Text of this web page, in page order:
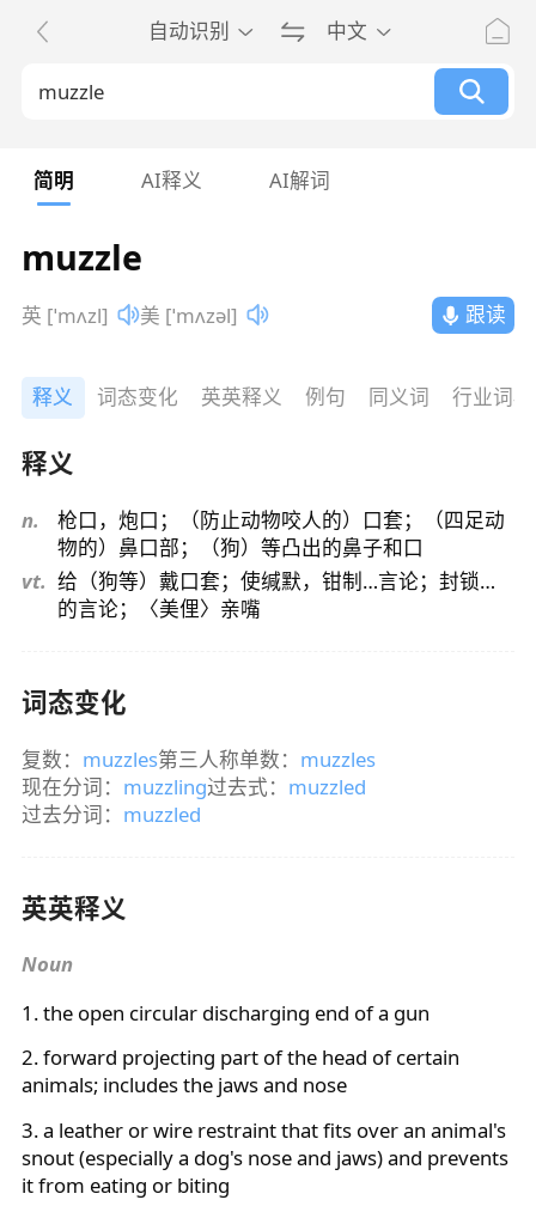
自动识别 中文
简明 AI释义 AI解词
muzzle
英 [ˈmʌzl] 美 [ˈmʌzəl] 跟读
释义 词态变化 英英释义 例句 同义词 行业词典
释义
n.
枪口，炮口；（防止动物咬人的）口套；（四足动
物的）鼻口部；（狗）等凸出的鼻子和口
vt. 给（狗等）戴口套；使缄默，钳制…言论；封锁…
的言论；〈美俚〉亲嘴
词态变化
复数： muzzles第三人称单数： muzzles
现在分词： muzzling过去式： muzzled
过去分词： muzzled
英英释义
Noun
1. the open circular discharging end of a gun
2. forward projecting part of the head of certain
animals; includes the jaws and nose
3. a leather or wire restraint that fits over an animal's
snout (especially a dog's nose and jaws) and prevents
it from eating or biting